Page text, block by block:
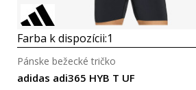
Farba k dispozícii:1
adidas adi365 HYB T UF
Pánske bežecké tričko